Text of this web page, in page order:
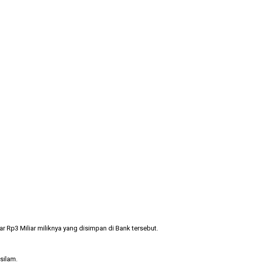
Rp3 Miliar miliknya yang disimpan di Bank tersebut.